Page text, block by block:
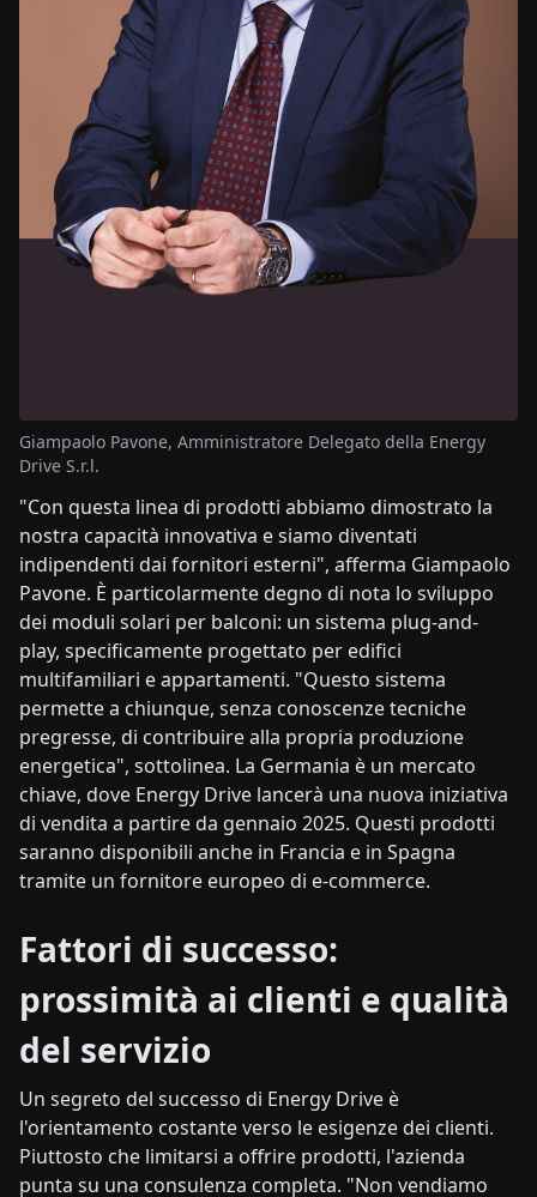
Giampaolo Pavone, Amministratore Delegato della Energy
Drive S.r.l.
"Con questa linea di prodotti abbiamo dimostrato la
nostra capacità innovativa e siamo diventati
indipendenti dai fornitori esterni", afferma Giampaolo
Pavone. È particolarmente degno di nota lo sviluppo
dei moduli solari per balconi: un sistema plug-and-
play, specificamente progettato per edifici
multifamiliari e appartamenti. "Questo sistema
permette a chiunque, senza conoscenze tecniche
pregresse, di contribuire alla propria produzione
energetica", sottolinea. La Germania è un mercato
chiave, dove Energy Drive lancerà una nuova iniziativa
di vendita a partire da gennaio 2025. Questi prodotti
saranno disponibili anche in Francia e in Spagna
tramite un fornitore europeo di e-commerce.
Fattori di successo:
prossimità ai clienti e qualità
del servizio
Un segreto del successo di Energy Drive è
l'orientamento costante verso le esigenze dei clienti.
Piuttosto che limitarsi a offrire prodotti, l'azienda
punta su una consulenza completa. "Non vendiamo